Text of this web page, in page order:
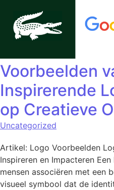
Voorbeelden
Inspirerende
op Creatieve
Uncategorized
Artikel: Logo Voorbeelden
Inspireren en Impacteren
mensen associëren met een
visueel symbool dat de